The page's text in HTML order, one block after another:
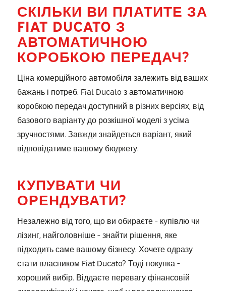
СКІЛЬКИ ВИ ПЛАТИТЕ ЗА
FIAT DUCATO З
АВТОМАТИЧНОЮ
КОРОБКОЮ ПЕРЕДАЧ?
Ціна комерційного автомобіля залежить від ваших
бажань і потреб. Fiat Ducato з автоматичною
коробкою передач доступний в різних версіях, від
базового варіанту до розкішної моделі з усіма
зручностями. Завжди знайдеться варіант, який
відповідатиме вашому бюджету.
КУПУВАТИ ЧИ
ОРЕНДУВАТИ?
Незалежно від того, що ви обираєте - купівлю чи
лізинг, найголовніше - знайти рішення, яке
підходить саме вашому бізнесу. Хочете одразу
стати власником Fiat Ducato? Тоді покупка -
хороший вибір. Віддаєте перевагу фінансовій